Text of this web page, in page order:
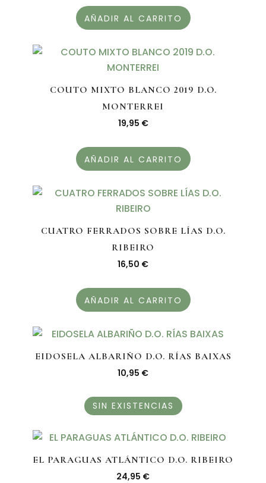
AÑADIR AL CARRITO
COUTO MIXTO BLANCO 2019 D.O.
MONTERREI
19,95 €
AÑADIR AL CARRITO
CUATRO FERRADOS SOBRE LÍAS D.O.
RIBEIRO
16,50 €
AÑADIR AL CARRITO
EIDOSELA ALBARIÑO D.O. RÍAS BAIXAS
10,95 €
SIN EXISTENCIAS
EL PARAGUAS ATLÁNTICO D.O. RIBEIRO
24,95 €